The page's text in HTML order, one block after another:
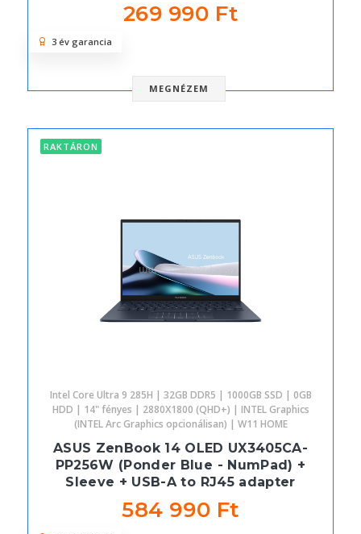
269 990 Ft
MEGNÉZEM
3 év garancia
RAKTÁRON
Intel Core Ultra 9 285H | 32GB DDR5 | 1000GB SSD | 0GB
HDD | 14" fényes | 2880X1800 (QHD+) | INTEL Graphics
(INTEL Arc Graphics opcionálisan) | W11 HOME
ASUS ZenBook 14 OLED UX3405CA-
PP256W (Ponder Blue - NumPad) +
Sleeve + USB-A to RJ45 adapter
584 990 Ft